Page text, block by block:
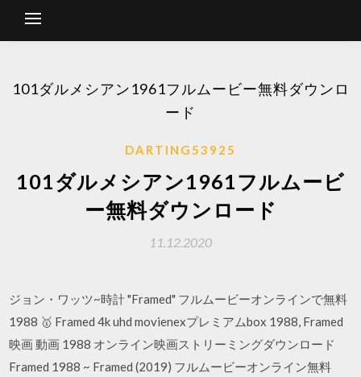
101ダルメシアン1961フルムービー無料ダウンロ
ード
DARTING53925
101ダルメシアン1961フルムービ
ー無料ダウンロード
11.12.2020
ジョン・ワッツ~時計 "Framed" フルムービーオンラインで無料
1988 🥇 Framed 4k uhd movienexプレミアムbox 1988, Framed
映画 動画 1988 オンライン映画ストリーミングダウンロード
Framed 1988 ~ Framed (2019) フルムービーオンライン無料